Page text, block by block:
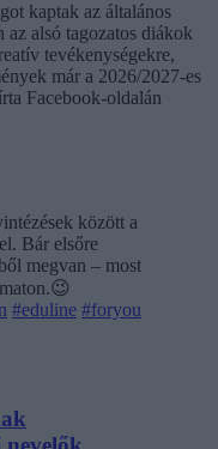
kaptak az általános
alsó tagozatos diákok
tevékenységekre,
már a 2026/2027-es
Facebook-oldalán
között a
Bár elsőre
megvan – most
#eduline #foryou